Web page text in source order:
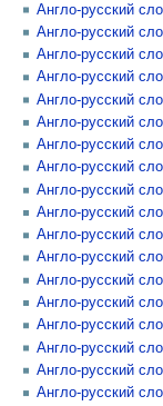
Англо-русский
Англо-русский
Англо-русский
Англо-русский
Англо-русский
Англо-русский
Англо-русский
Англо-русский
Англо-русский
Англо-русский
Англо-русский
Англо-русский
Англо-русский
Англо-русский
Англо-русский
Англо-русский
Англо-русский
Англо-русский